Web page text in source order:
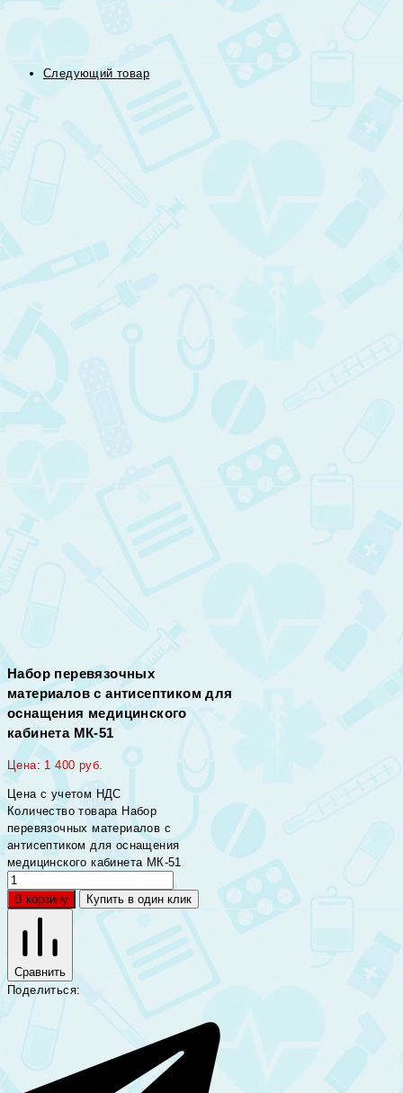
Следующий товар
Набор перевязочных
материалов с антисептиком для
оснащения медицинского
кабинета МК-51
Цена:1 400 руб.
Цена с учетом НДС
Количество товара Набор
перевязочных материалов с
антисептиком для оснащения
медицинского кабинета МК-51
В корзину Купить в один клик
Сравнить
Поделиться: